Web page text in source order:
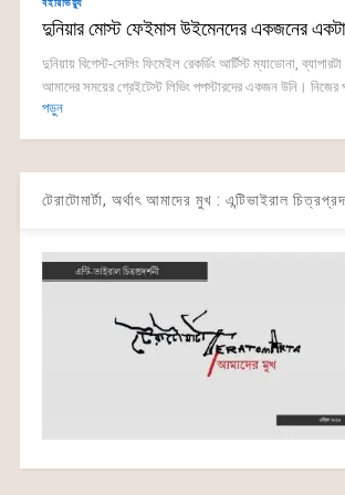
বইরিভিয়্যু
দুনিয়ার মোস্ট ফেইমাস উইমেনদের একজনের একটা
দুনিয়ায় বিগেস্ট-সেলিং ফিমেইল রেকর্ডিং আর্টিস্ট ম্যাডোনা,
আমাদের সময়ের গ্রেইটেস্ট লিভিং পপস্টারদের একজন উনি। নিজের
পড়ুন
টেরাটোমার্টা, অর্থাৎ আমাদের মুখ : এন্টিভাইরাল